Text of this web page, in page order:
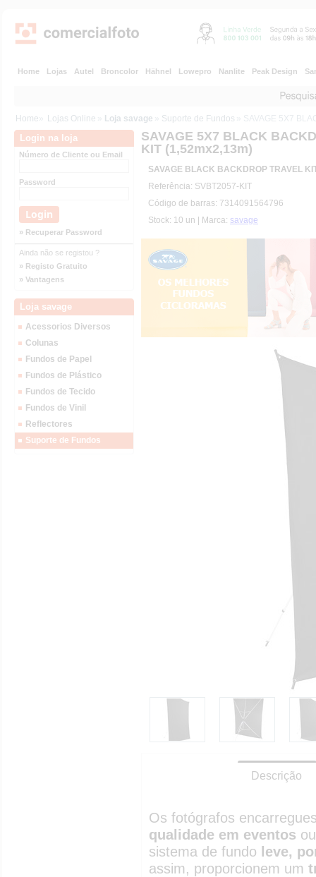
Home Lojas Autel Broncolor Hähnel Lowepro Nanlite Peak Design
Home » Lojas Online » Loja savage » Suporte de Fundos » SAVAGE 5X7
Login na loja
Número de Cliente ou Email
Password
» Recuperar Password
Ainda não se registou ?
» Registo Gratuito
» Vantagens
Loja savage
Acessorios Diversos
Colunas
Fundos de Papel
Fundos de Plástico
Fundos de Tecido
Fundos de Vinil
Reflectores
Suporte de Fundos
SAVAGE 5X7 BLACK
KIT (1,52mx2,13m)
SAVAGE BLACK BACKDROP TRAVEL
Referência: SVBT2057-KIT
Código de barras: 7314091564796
Stock: 10 un | Marca: savage
Descrição
Os fotógrafos
qualidade em eventos
sistema de fundo
leve,
assim, proporcionem um